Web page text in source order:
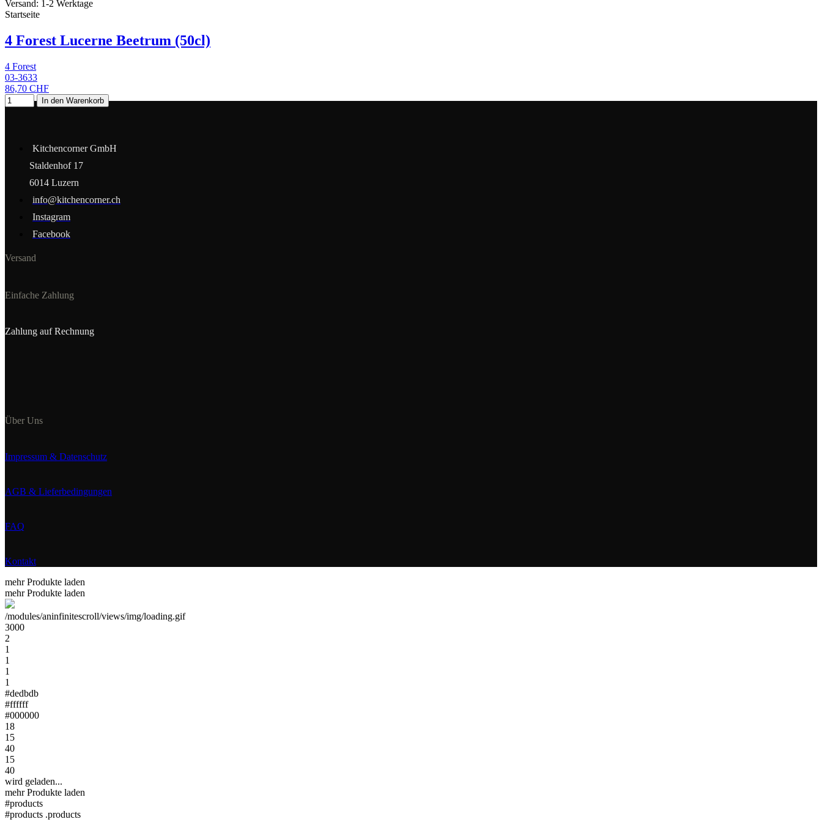
Versand: 1-2 Werktage
Startseite
4 Forest Lucerne Beetrum (50cl)
4 Forest
03-3633
86,70 CHF
In den Warenkorb
Kitchencorner GmbH
Staldenhof 17
6014 Luzern
info@kitchencorner.ch
Instagram
Facebook
Versand
Einfache Zahlung
Zahlung auf Rechnung
Über Uns
Impressum & Datenschutz
AGB & Lieferbedingungen
FAQ
Kontakt
mehr Produkte laden
mehr Produkte laden
/modules/aninfinitescroll/views/img/loading.gif
3000
2
1
1
1
1
#dedbdb
#ffffff
#000000
18
15
40
15
40
wird geladen...
mehr Produkte laden
#products
#products .products